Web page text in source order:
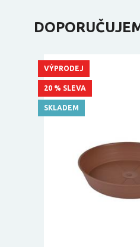
VÝPRODEJ
20 % SLEVA
SKLADEM